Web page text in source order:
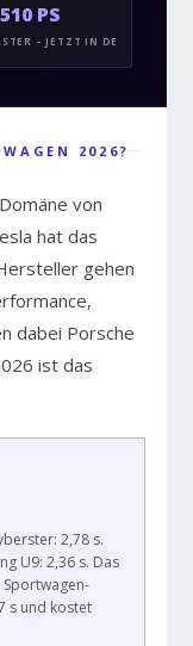
510 PS
– JETZT IN DE
2026?
von
hat das
gehen
dabei Porsche
ist das
2,78 s.
U9: 2,36 s. Das
s und kostet